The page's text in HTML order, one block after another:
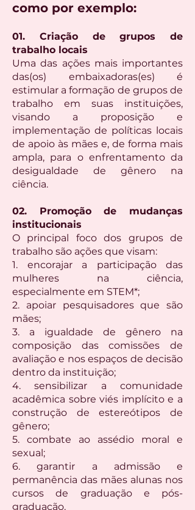
como por exemplo:
01. Criação de grupos de
trabalho locais
Uma das ações mais importantes
das(os) embaixadoras(es) é
estimular a formação de grupos de
trabalho em suas instituições,
visando a proposição e
implementação de políticas locais
de apoio às mães e, de forma mais
ampla, para o enfrentamento da
desigualdade de gênero na
ciência.
02. Promoção de mudanças
institucionais
O principal foco dos grupos de
trabalho são ações que visam:
1. encorajar a participação das
mulheres na ciência,
especialmente em STEM*;
2. apoiar pesquisadores que são
mães;
3. a igualdade de gênero na
composição das comissões de
avaliação e nos espaços de decisão
dentro da instituição;
4. sensibilizar a comunidade
acadêmica sobre viés implícito e a
construção de estereótipos de
gênero;
5. combate ao assédio moral e
sexual;
6. garantir a admissão e
permanência das mães alunas nos
cursos de graduação e pós-
graduação.